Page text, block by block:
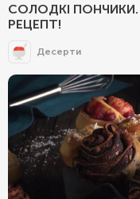
СОЛОДКІ ПОНЧИКИ.
РЕЦЕПТ!
Десерти